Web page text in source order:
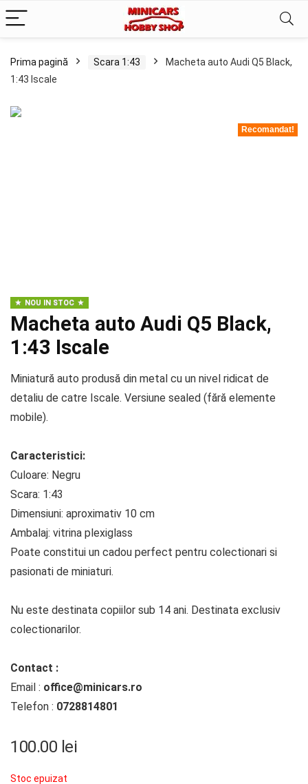
Prima pagină Scara 1:43
Macheta auto Audi Q5 Black,
1:43 Iscale
Recomandat!
NOU IN STOC
Macheta auto Audi Q5 Black,
1:43 Iscale
Miniatură auto produsă din metal cu un nivel ridicat de
detaliu de catre Iscale. Versiune sealed (fără elemente
mobile).
Caracteristici:
Culoare: Negru
Scara: 1:43
Dimensiuni: aproximativ 10 cm
Ambalaj: vitrina plexiglass
Poate constitui un cadou perfect pentru colectionari si
pasionati de miniaturi.
Nu este destinata copiilor sub 14 ani. Destinata exclusiv
colectionarilor.
Contact :
Email : office@minicars.ro
Telefon : 0728814801
100.00 lei
Stoc epuizat